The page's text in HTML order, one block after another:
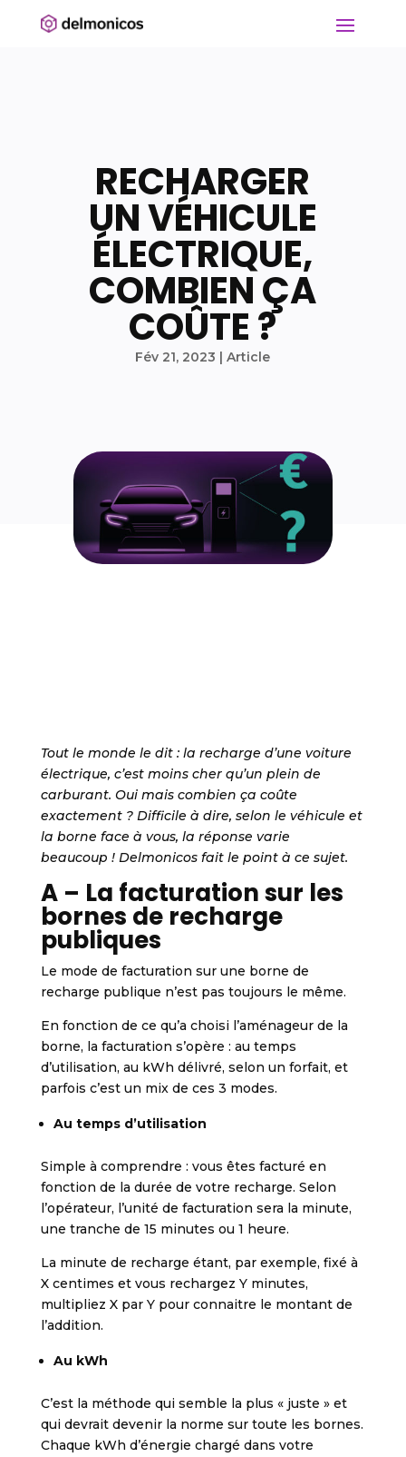
RECHARGER
UN VÉHICULE
ÉLECTRIQUE,
COMBIEN ÇA
COÛTE ?
Fév 21, 2023 |Article
Tout le monde le dit : la recharge d’une voiture
électrique, c’est moins cher qu’un plein de
carburant. Oui mais combien ça coûte
exactement ? Difficile à dire, selon le véhicule et
la borne face à vous, la réponse varie
beaucoup ! Delmonicos fait le point à ce sujet.
A – La facturation sur les
bornes de recharge
publiques
Le mode de facturation sur une borne de
recharge publique n’est pas toujours le même.
En fonction de ce qu’a choisi l’aménageur de la
borne, la facturation s’opère : au temps
d’utilisation, au kWh délivré, selon un forfait, et
parfois c’est un mix de ces 3 modes.
Au temps d’utilisation
Simple à comprendre : vous êtes facturé en
fonction de la durée de votre recharge. Selon
l’opérateur, l’unité de facturation sera la minute,
une tranche de 15 minutes ou 1 heure.
La minute de recharge étant, par exemple, fixé à
X centimes et vous rechargez Y minutes,
multipliez X par Y pour connaitre le montant de
l’addition.
Au kWh
C’est la méthode qui semble la plus « juste » et
qui devrait devenir la norme sur toute les bornes.
Chaque kWh d’énergie chargé dans votre